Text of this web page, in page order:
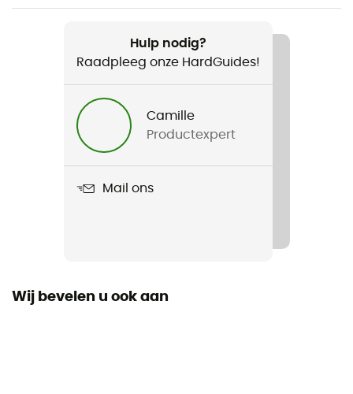
Gewicht
LowDown Remote Stove Adapter
Stainless steel
Hulp nodig?
Raadpleeg onze HardGuides!
Camille
Productexpert
Mail ons
Wij bevelen u ook aan